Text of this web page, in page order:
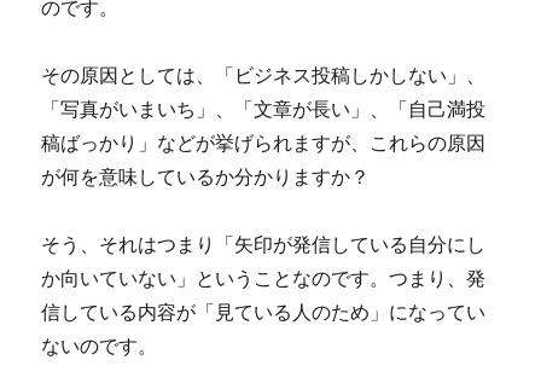
のです。
その原因としては、「ビジネス投稿しかしない」、
「写真がいまいち」、「文章が長い」、「自己満投
稿ばっかり」などが挙げられますが、これらの原因
が何を意味しているか分かりますか？
そう、それはつまり「矢印が発信している自分にし
か向いていない」ということなのです。つまり、発
信している内容が「見ている人のため」になってい
ないのです。